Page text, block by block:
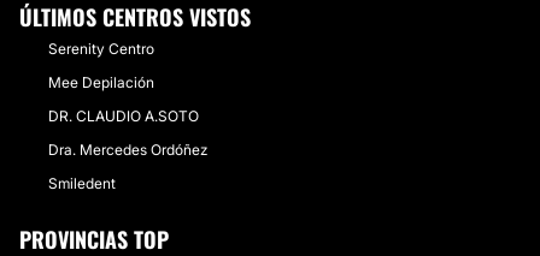
ÚLTIMOS CENTROS VISTOS
Serenity Centro
Mee Depilación
DR. CLAUDIO A.SOTO
Dra. Mercedes Ordóñez
Smiledent
PROVINCIAS TOP